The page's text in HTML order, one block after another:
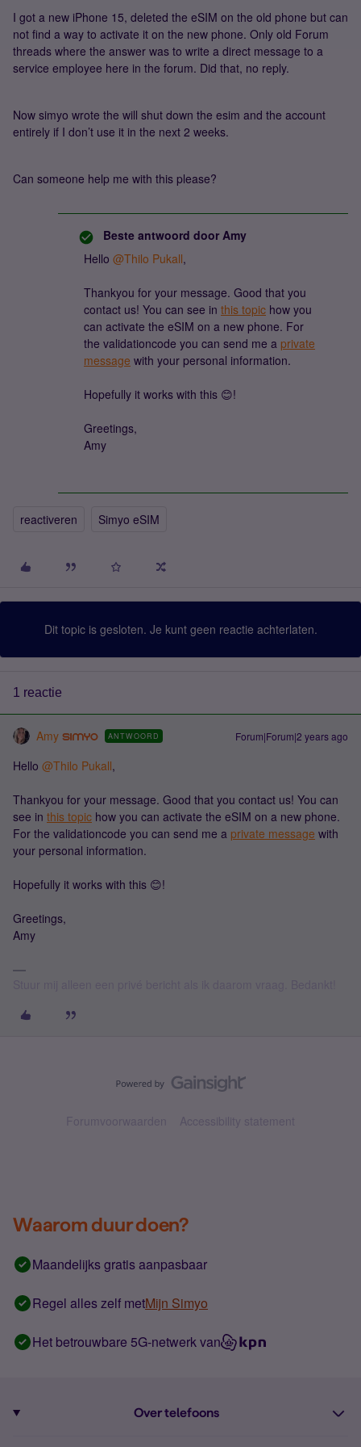
I got a new iPhone 15, deleted the eSIM on the old phone but can
not find a way to activate it on the new phone. Only old Forum
threads where the answer was to write a direct message to a
service employee here in the forum. Did that, no reply.
Now simyo wrote the will shut down the esim and the account
entirely if I don’t use it in the next 2 weeks.
Can someone help me with this please?
Beste antwoord door Amy
Hello @Thilo Pukall,
Thankyou for your message. Good that you
contact us! You can see in this topic how you
can activate the eSIM on a new phone. For
the validationcode you can send me a private
message with your personal information.
Hopefully it works with this 😊!
Greetings,
Amy
reactiveren Simyo eSIM
Dit topic is gesloten. Je kunt geen reactie achterlaten.
1 reactie
Amy ANTWOORD Forum|Forum|2 years ago
Hello @Thilo Pukall,
Thankyou for your message. Good that you contact us! You can
see in this topic how you can activate the eSIM on a new phone.
For the validationcode you can send me a private message with
your personal information.
Hopefully it works with this 😊!
Greetings,
Amy
Forumvoorwaarden Accessibility statement
Waarom duur doen?
Maandelijks gratis aanpasbaar
Regel alles zelf metMijn Simyo
Het betrouwbare 5G-netwerk van
Over telefoons